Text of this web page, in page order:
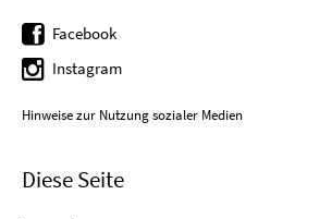
Facebook
Instagram
Hinweise zur Nutzung sozialer Medien
Diese Seite